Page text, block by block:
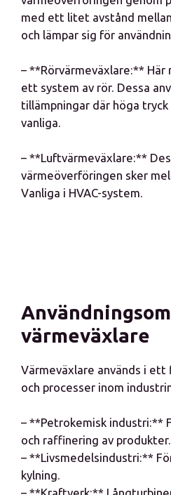
med ett litet avstånd
och lämpar sig för
– **Rörvärmeväxlare:** Här
ett system av rör. Dessa
tillämpningar där höga
vanliga.
– **Luftvärmeväxlare:**
värmeöverföringen sker
Vanliga i HVAC-system.
värmeväxlare
Värmeväxlare används i
och processer inom
– **Petrokemisk industri:**
och raffinering av produkter.
– **Livsmedelsindustri:**
kylning.